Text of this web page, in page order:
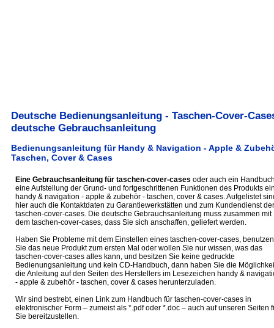
Deutsche Bedienungsanleitung - Taschen-Cover-
deutsche Gebrauchsanleitung
Bedienungsanleitung für Handy & Navigation - Apple &
Taschen, Cover & Cases
Eine Gebrauchsanleitung für taschen-cover-cases oder auch ein
eine Aufstellung der Grund- und fortgeschrittenen Funktionen des Produkts
handy & navigation - apple & zubehör - taschen, cover & cases. Aufgelistet
hier auch die Kontaktdaten zu Garantiewerkstätten und zum Kundendienst der
taschen-cover-cases. Die deutsche Gebrauchsanleitung muss zusammen mit
dem taschen-cover-cases, dass Sie sich anschaffen, geliefert werden.
Haben Sie Probleme mit dem Einstellen eines taschen-cover-cases, benutzen
Sie das neue Produkt zum ersten Mal oder wollen Sie nur wissen, was das
taschen-cover-cases alles kann, und besitzen Sie keine gedruckte
Bedienungsanleitung und kein CD-Handbuch, dann haben Sie die
die Anleitung auf den Seiten des Herstellers im Lesezeichen handy &
- apple & zubehör - taschen, cover & cases herunterzuladen.
Wir sind bestrebt, einen Link zum Handbuch für taschen-cover-cases in
elektronischer Form – zumeist als *.pdf oder *.doc – auch auf unseren Seiten
Sie bereitzustellen.